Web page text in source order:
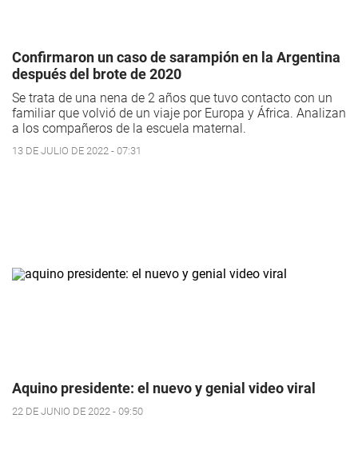
Confirmaron un caso de sarampión en la Argentina
después del brote de 2020
Se trata de una nena de 2 años que tuvo contacto con un
familiar que volvió de un viaje por Europa y África. Analizan
a los compañeros de la escuela maternal.
13 DE JULIO DE 2022 - 07:31
Aquino presidente: el nuevo y genial video viral
22 DE JUNIO DE 2022 - 09:50